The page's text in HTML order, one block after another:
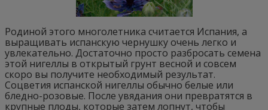
Родиной этого многолетника считается Испания, а
выращивать испанскую чернушку очень легко и
увлекательно. Достаточно просто разбросать семена
этой нигеллы в открытый грунт весной и совсем
скоро вы получите необходимый результат.
Соцветия испанской нигеллы обычно белые или
бледно-розовые. После увядания они превратятся в
крупные плоды, которые затем лопнут, чтобы